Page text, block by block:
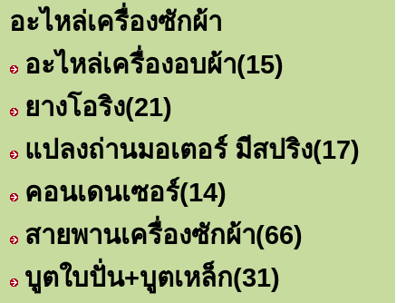
อะไหล่เครื่องซักผ้า
อะไหล่เครื่องอบผ้า(15)
ยางโอริง(21)
แปลงถ่านมอเตอร์ มีสปริง(17)
คอนเดนเซอร์(14)
สายพานเครื่องซักผ้า(66)
บูตใบปั่น+บูตเหล็ก(31)